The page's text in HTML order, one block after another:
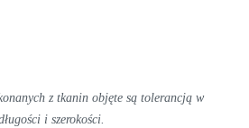
z tkanin objęte są tolerancją w
i szerokości.